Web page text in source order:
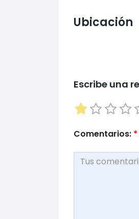
Ubicación
Escribe una
Comentarios: *